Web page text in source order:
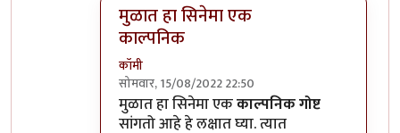
मुळात हा सिनेमा एक
काल्पनिक
कॉमी
सोमवार, 15/08/2022 22:50
In reply toतो पाकिस्तान कसा हलकट आहे हे
मुळात हा सिनेमा एककाल्पनिक गोष्ट
सांगतो आहे हे लक्षात घ्या. त्यात